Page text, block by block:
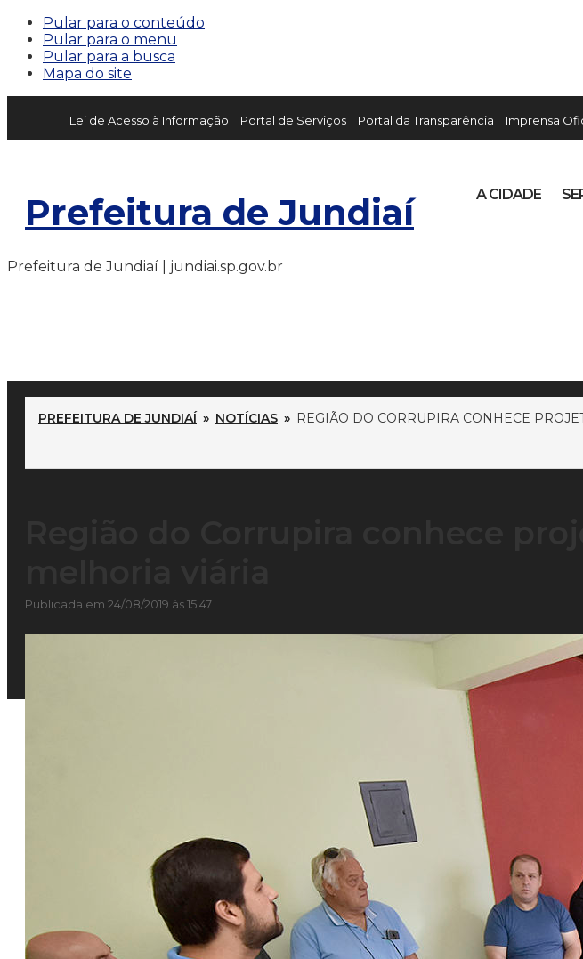
Pular para o conteúdo
Pular para o menu
Pular para a busca
Mapa do site
Lei de Acesso à Informação Portal de Serviços Portal da Transparência Imprensa
Prefeitura de Jundiaí A CIDADE
Prefeitura de Jundiaí | jundiai.sp.gov.br
PREFEITURA DE JUNDIAÍ » NOTÍCIAS » REGIÃO DO CORRUPIRA CONHECE
Publicada em 24/08/2019 às 15:47